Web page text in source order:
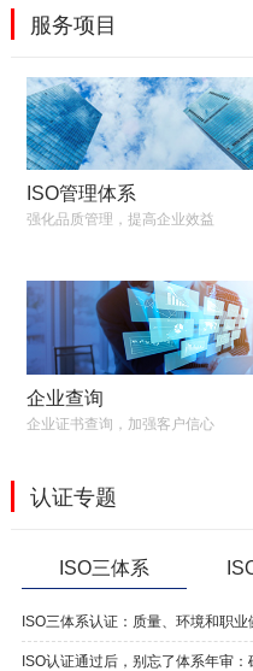
服务项目
ISO管理体系
强化品质管理，提高企业效益
企业查询
企业证书查询，加强客户信心
认证专题
ISO三体系
ISO三体系认证：质量、环境和职业
ISO认证通过后，别忘了体系年审：